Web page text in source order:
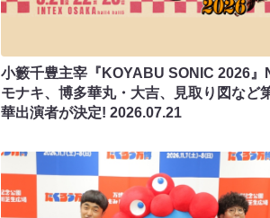
小籔千豊主宰『KOYABU SONIC 2026』
モナキ、博多華丸・大吉、見取り図など
華出演者が決定! 2026.07.21